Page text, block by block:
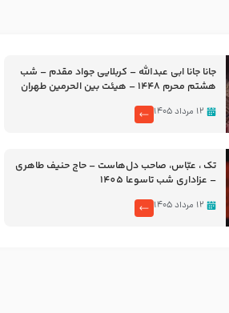
جانا جانا ابی عبدالله – کربلایی جواد مقدم – شب
هشتم محرم 1448 – هیئت بین الحرمین طهران
۱۲ مرداد ۱۴۰۵
تک ، عبّاس، صاحب دل‌هاست – حاج حنیف طاهری
– عزاداری شب تاسوعا 1405
۱۲ مرداد ۱۴۰۵